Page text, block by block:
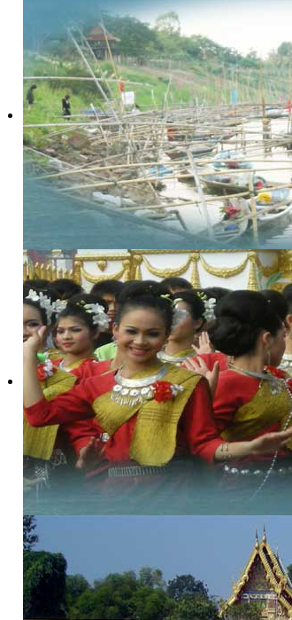
อย่ามีภัยเบียดเบียน เพราะ
มโนควรนอบน้อม พร้อมใ
ปรารถนาครั้งที่สอง คิดไตร่
สังโฆคือพระสงฆ์ องค์ส
ได้นำพาให้ท่านพ้น ความ
กำหนดให้พ้นทุกข์ พ้นศัค
ได้บรรยายให้ธรรมะ ให้ส
ด้วยเหตุที่พระสงฆ์ มีบุญญ
ทุกท่านโปรดจำไว้ ควรน้อ
กลอนทักทาย
พวกเราแสนดีใจ พบกั
ยอกรสวัสดี เพื่อนน
โชคดีได้เจอกัน มาปร
คงสุขทุกข์บ่มี คงสุขี
กลอนไหว้ครู
ข้าขอกราบไหว้คุณ อันไพบู
กรุณาทุกประการ พระอา
ยังไม่รู้สอนให้รู้ คุณของ
ความรู้ที่ควรสอน ท่านก็
วิชาความรู้แจ้ง ครูชี้แ
รักใคร่ไม่เอียงเอน หวัง
ดีชั่วสอนเป็นนิตย์ สอนลู
รู้แจ้งปัญญาคม ให้ชื่น
เดือนมืดไม่รู้ธรรม เหมือน
ความมืดเหมือนหลับตา สอ
สอนโง่ให้ฉลาด สอนนัก
อาจารย์ท่านสอนยิ่ง ให้
การขับร้องสารภัญญ์ถือเป็นการบูชาพระรัตน
ทำนองลูกลมพัดพร้าว ฉันทลักษณ์ของสรภัญ
จัดประกวดในระดับต่างๆ เป็นการอนุรักษ์เพื่
บรรพบุรุษ นอกจากนั้นยังส่งเสริมการประพฤ
อยู่คู่สังคมบ้านเราต่อไป